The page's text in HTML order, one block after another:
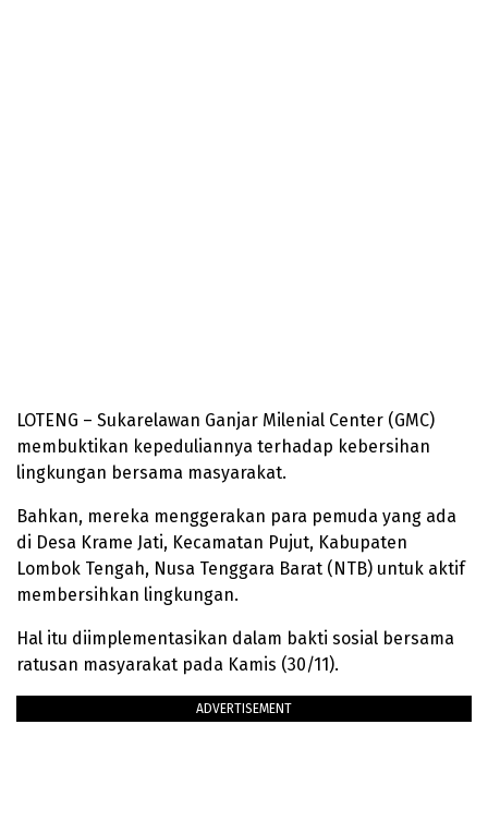
LOTENG – Sukarelawan Ganjar Milenial Center (GMC)
membuktikan kepeduliannya terhadap kebersihan
lingkungan bersama masyarakat.
Bahkan, mereka menggerakan para pemuda yang ada
di Desa Krame Jati, Kecamatan Pujut, Kabupaten
Lombok Tengah, Nusa Tenggara Barat (NTB) untuk aktif
membersihkan lingkungan.
Hal itu diimplementasikan dalam bakti sosial bersama
ratusan masyarakat pada Kamis (30/11).
ADVERTISEMENT